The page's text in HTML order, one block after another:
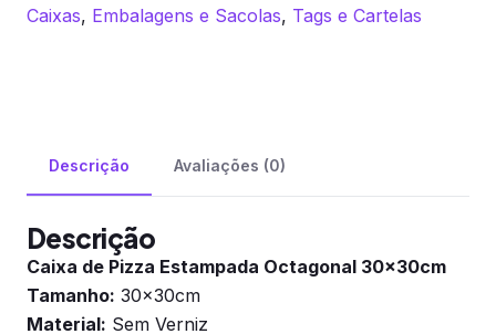
Caixas, Embalagens e Sacolas, Tags e Cartelas
Descrição Avaliações (0)
Descrição
Caixa de Pizza Estampada Octagonal 30x30cm
Tamanho: 30x30cm
Material: Sem Verniz